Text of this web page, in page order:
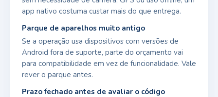
app nativo costuma custar mais do que entrega.
Parque de aparelhos muito antigo
Se a operação usa dispositivos com versões de
Android fora de suporte, parte do orçamento vai
para compatibilidade em vez de funcionalidade. Vale
rever o parque antes.
Prazo fechado antes de avaliar o código